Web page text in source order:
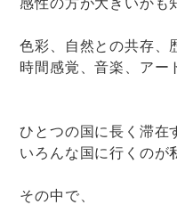
色彩、自然との共存、
時間感覚、音楽、アー
ひとつの国に長く滞在
いろんな国に行くの
その中で、